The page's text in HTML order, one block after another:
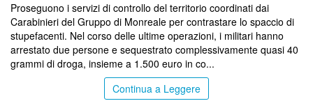
Proseguono i servizi di controllo del territorio coordinati dai
Carabinieri del Gruppo di Monreale per contrastare lo spaccio di
stupefacenti. Nel corso delle ultime operazioni, i militari hanno
arrestato due persone e sequestrato complessivamente quasi 40
grammi di droga, insieme a 1.500 euro in co...
Continua a Leggere